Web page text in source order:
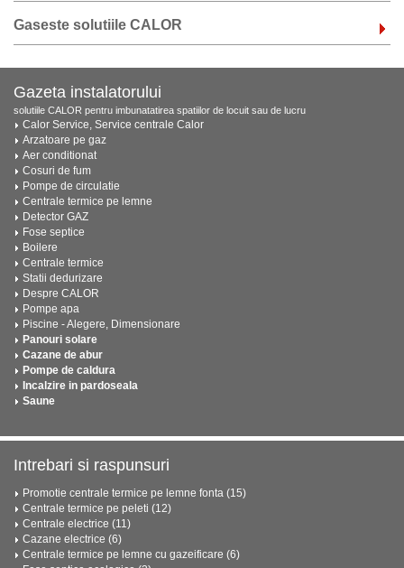
Gaseste solutiile CALOR
Gazeta instalatorului
solutiile CALOR pentru imbunatatirea spatiilor de locuit sau de lucru
Calor Service, Service centrale Calor
Arzatoare pe gaz
Aer conditionat
Cosuri de fum
Pompe de circulatie
Centrale termice pe lemne
Detector GAZ
Fose septice
Boilere
Centrale termice
Statii dedurizare
Despre CALOR
Pompe apa
Piscine - Alegere, Dimensionare
Panouri solare
Cazane de abur
Pompe de caldura
Incalzire in pardoseala
Saune
Intrebari si raspunsuri
Promotie centrale termice pe lemne fonta (15)
Centrale termice pe peleti (12)
Centrale electrice (11)
Cazane electrice (6)
Centrale termice pe lemne cu gazeificare (6)